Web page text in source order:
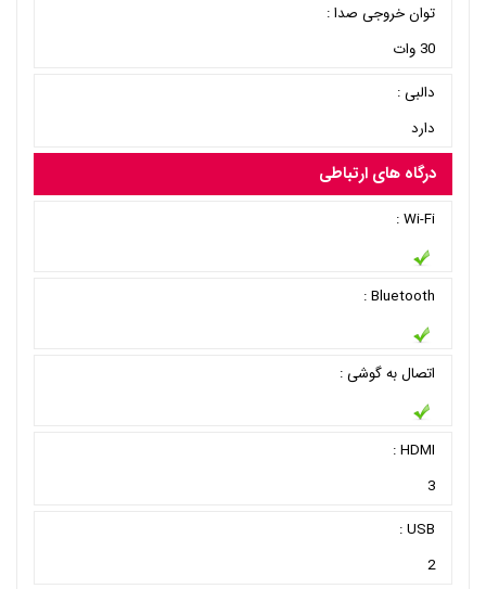
توان خروجی صدا :
30 وات
دالبی :
دارد
درگاه های ارتباطی
Wi-Fi :
Bluetooth :
اتصال به گوشی :
HDMI :
3
USB :
2